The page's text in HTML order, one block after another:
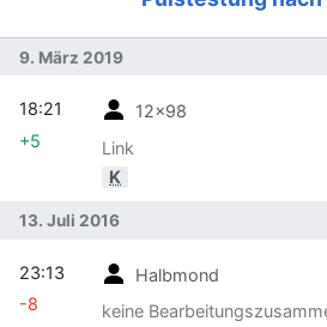
9. März 2019
12x98
Link
K
18:21
+5
13. Juli 2016
Halbmond
keine
23:13
-8